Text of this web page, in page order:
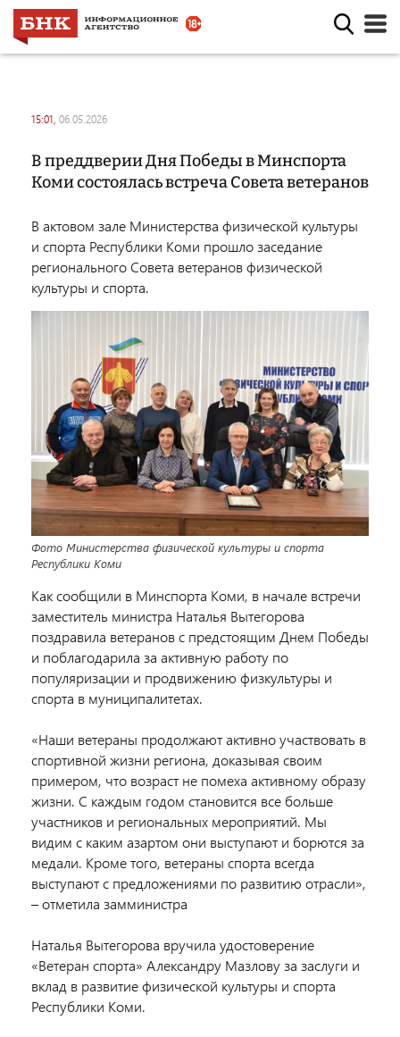
15:01, 06.05.2026
В преддверии Дня Победы в Минспорта
Коми состоялась встреча Совета ветеранов
В актовом зале Министерства физической культуры
и спорта Республики Коми прошло заседание
регионального Совета ветеранов физической
культуры и спорта.
Фото Министерства физической культуры и спорта
Республики Коми
Как сообщили в Минспорта Коми, в начале встречи
заместитель министра Наталья Вытегорова
поздравила ветеранов с предстоящим Днем Победы
и поблагодарила за активную работу по
популяризации и продвижению физкультуры и
спорта в муниципалитетах.
«Наши ветераны продолжают активно участвовать в
спортивной жизни региона, доказывая своим
примером, что возраст не помеха активному образу
жизни. С каждым годом становится все больше
участников и региональных мероприятий. Мы
видим с каким азартом они выступают и борются за
медали. Кроме того, ветераны спорта всегда
выступают с предложениями по развитию отрасли»,
– отметила замминистра
Наталья Вытегорова вручила удостоверение
«Ветеран спорта» Александру Мазлову за заслуги и
вклад в развитие физической культуры и спорта
Республики Коми.